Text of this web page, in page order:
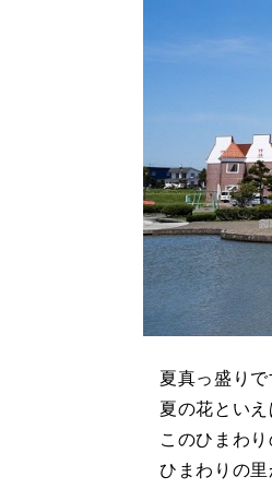
夏真っ盛り
夏の花とい
このひまわ
ひまわりの